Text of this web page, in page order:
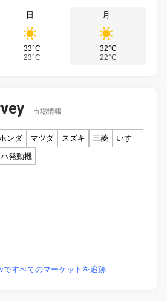
日
33°C
23°C
月
32°C
22°C
市場情報
ンダ マツダ スズキ 三菱
いすゞ
発動機
すべてのマーケットを追跡